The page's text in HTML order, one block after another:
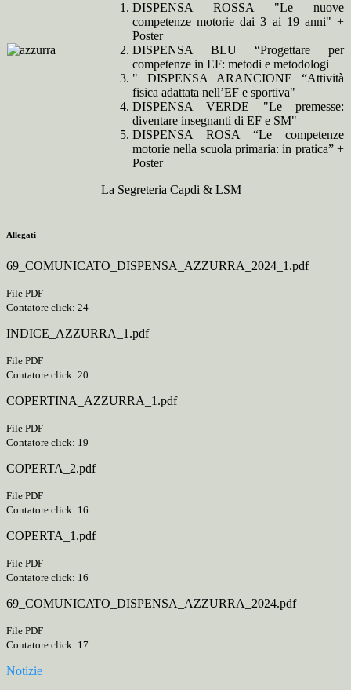
DISPENSA ROSSA "Le nuove
competenze motorie dai 3 ai 19 anni" +
Poster
DISPENSA BLU “Progettare per
competenze in EF: metodi e metodologi
" DISPENSA ARANCIONE “Attività
fisica adattata nell’EF e sportiva"
DISPENSA VERDE "Le premesse:
diventare insegnanti di EF e SM"
DISPENSA ROSA “Le competenze
motorie nella scuola primaria: in pratica” +
Poster
La Segreteria Capdi & LSM
Allegati
69_COMUNICATO_DISPENSA_AZZURRA_2024_1.pdf
File PDF
Contatore click: 24
INDICE_AZZURRA_1.pdf
File PDF
Contatore click: 20
COPERTINA_AZZURRA_1.pdf
File PDF
Contatore click: 19
COPERTA_2.pdf
File PDF
Contatore click: 16
COPERTA_1.pdf
File PDF
Contatore click: 16
69_COMUNICATO_DISPENSA_AZZURRA_2024.pdf
File PDF
Contatore click: 17
Notizie